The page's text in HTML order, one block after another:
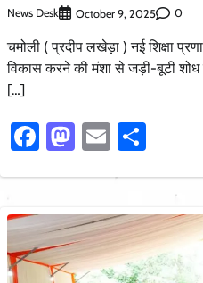
News Desk October 9, 2025 0
चमोली ( प्रदीप लखेड़ा ) नई शिक्षा
विकास करने की मंशा से जड़ी-बूटी
[…]
Facebook
Mastodon
Email